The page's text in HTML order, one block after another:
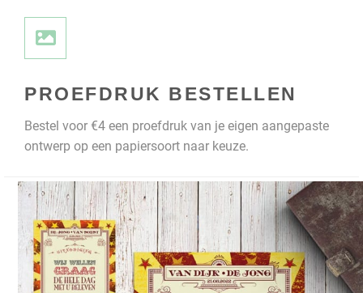
PROEFDRUK BESTELLEN
Bestel voor €4 een proefdruk van je eigen aangepaste
ontwerp op een papiersoort naar keuze.